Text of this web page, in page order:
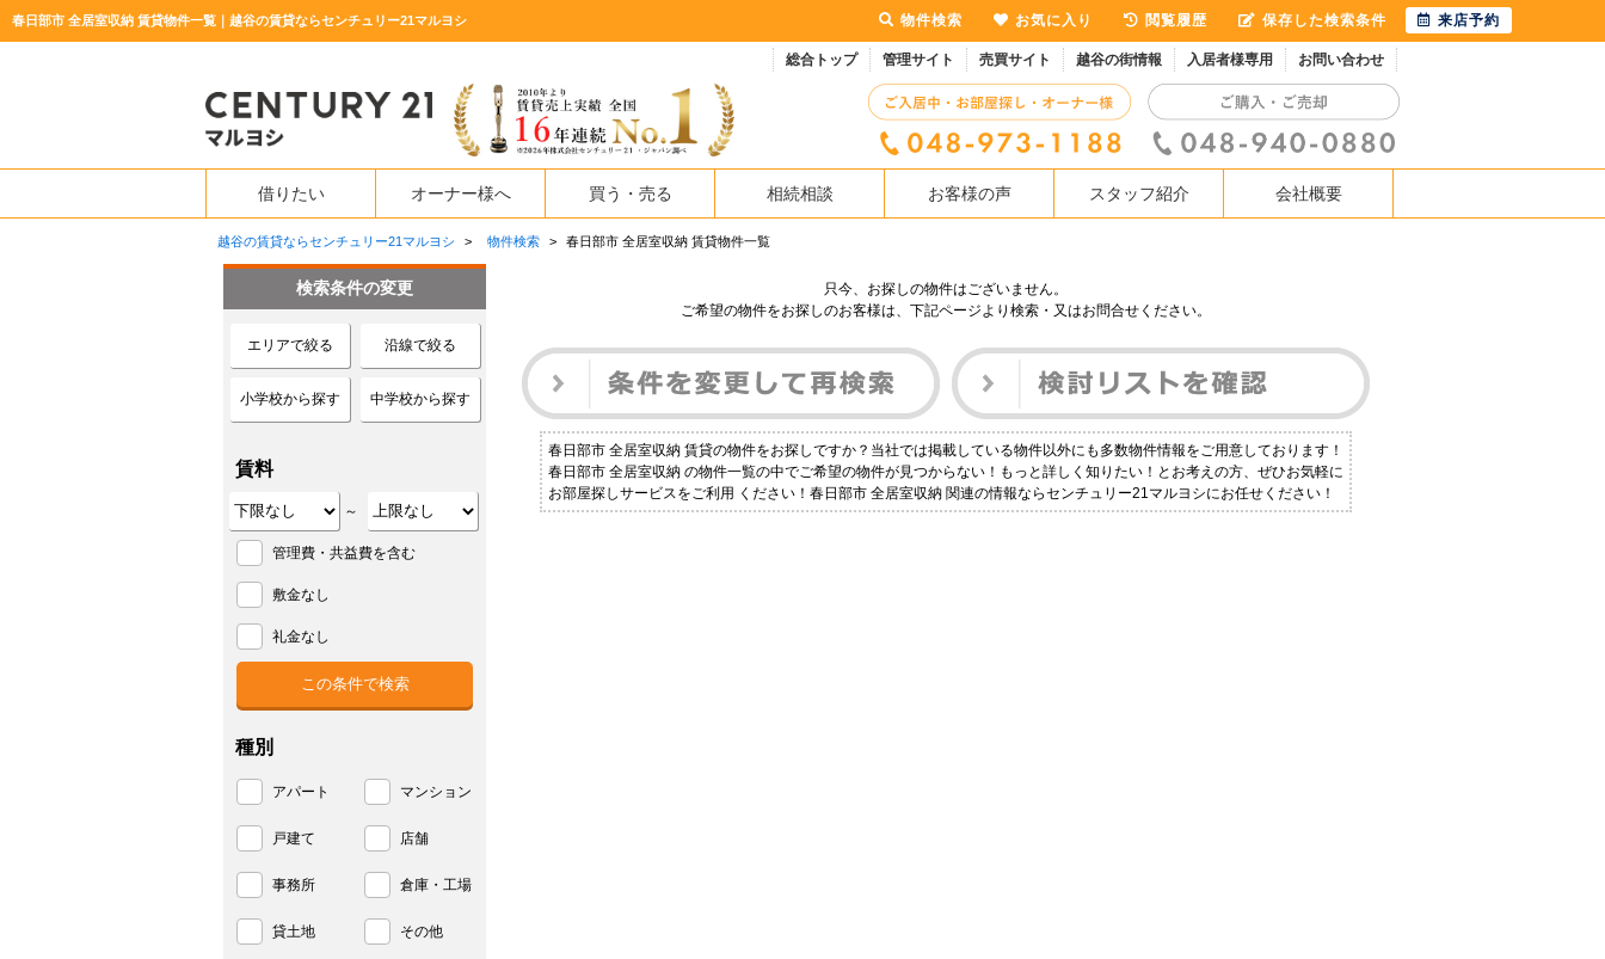
春日部市 全居室収納 賃貸物件一覧｜越谷の賃貸ならセンチュリー21マルヨシ
総合トップ 管理サイト 売買サイト 越谷の街情報 入居者様専用 お問い合わせ
借りたい オーナー様へ 買う・売る 相続相談 お客様の声 スタッフ紹介 会社概要
越谷の賃貸ならセンチュリー21マルヨシ > 物件検索 > 春日部市 全居室収納 賃貸物件一覧
只今、お探しの物件はございません。
ご希望の物件をお探しのお客様は、下記ページより検索・又はお問合せください。
春日部市 全居室収納 賃貸の物件をお探しですか？当社では掲載している物件以外にも多数物件情報をご用意しております！
春日部市 全居室収納 の物件一覧の中でご希望の物件が見つからない！もっと詳しく知りたい！とお考えの方、ぜひお気軽に
お部屋探しサービスをご利用 ください！春日部市 全居室収納 関連の情報ならセンチュリー21マルヨシにお任せください！
検索条件の変更
エリアで絞る 沿線で絞る
小学校から探す 中学校から探す
賃料
～
管理費・共益費を含む
敷金なし
礼金なし
種別
アパート マンション
戸建て 店舗
事務所 倉庫・工場
貸土地 その他
物件検索 お気に入り 閲覧履歴 保存した検索条件 来店予約